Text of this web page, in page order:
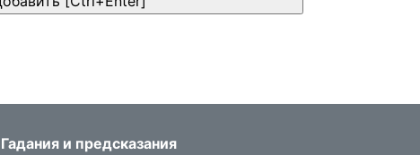
Гадания и предсказания